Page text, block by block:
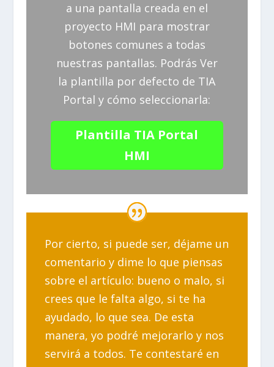
a una pantalla creada en el
proyecto HMI para mostrar
botones comunes a todas
nuestras pantallas. Podrás Ver
la plantilla por defecto de TIA
Portal y cómo seleccionarla:
Plantilla TIA Portal
HMI
Por cierto, si puede ser, déjame un
comentario y dime lo que piensas
sobre el artículo: bueno o malo, si
crees que le falta algo, si te ha
ayudado, lo que sea. De esta
manera, yo podré mejorarlo y nos
servirá a todos. Te contestaré en